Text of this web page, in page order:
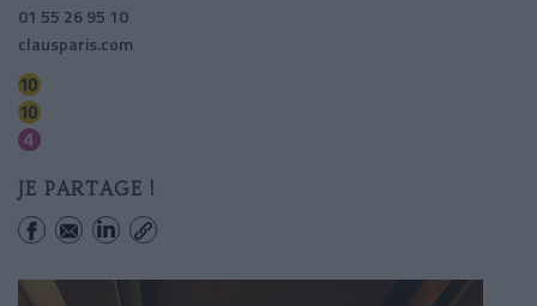
01 55 26 95 10
clausparis.com
JE PARTAGE !